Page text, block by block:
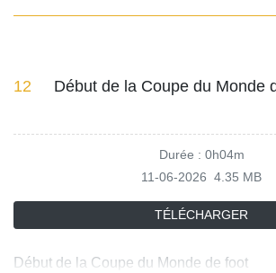
12 Début de la Coupe du Monde
Durée : 0h04m
11-06-2026 4.35 MB
TÉLÉCHARGER
Début de la Coupe du Monde de foot